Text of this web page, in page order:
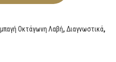
Οκτάγωνη Λαβή, Διαγνωστικά,